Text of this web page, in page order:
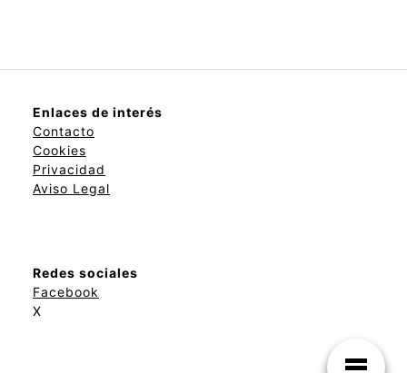
Enlaces de interés
Contacto
Cookies
Privacidad
Aviso Legal
Redes sociales
Facebook
X